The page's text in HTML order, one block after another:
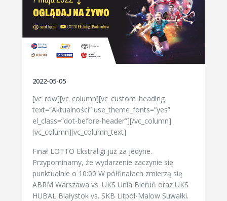
2022-05-05
[vc_row][vc_column][vc_custom_heading
text=”Aktualności” use_theme_fonts=”yes”
el_class=”dot-before-header”][/vc_column]
[vc_column][vc_column_text]
Finał LOTTO Ekstraligi już za jedyne.
Przypominamy, że wydarzenie zaczynie się
punktualnie o 10:00 W półfinałach zmierzą się
ABRM Warszawa vs. UKS Unia Bieruń oraz UKS
HUBAL Białystok vs. SKB Litpol-Malow Suwałki.